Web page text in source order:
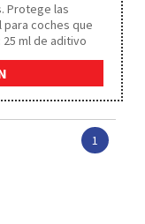
Protege las
para coches que
ml de aditivo
1